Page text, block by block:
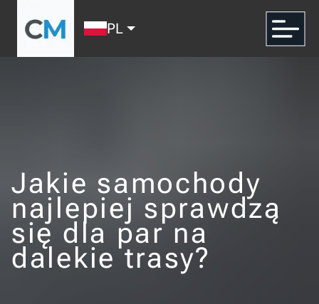
PL
Jakie samochody
najlepiej sprawdzą
się dla par na
dalekie trasy?